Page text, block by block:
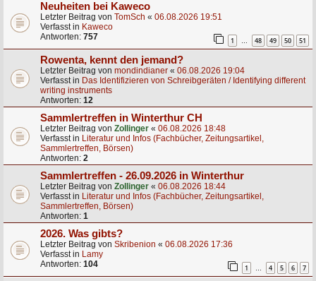
Neuheiten bei Kaweco
Letzter Beitrag von TomSch « 06.08.2026 19:51
Verfasst in Kaweco
Antworten: 757 1 … 48 49 50 51
Rowenta, kennt den jemand?
Letzter Beitrag von mondindianer « 06.08.2026 19:04
Verfasst in Das Identifizieren von Schreibgeräten / Identifying different
writing instruments
Antworten: 12
Sammlertreffen in Winterthur CH
Letzter Beitrag von Zollinger « 06.08.2026 18:48
Verfasst in Literatur und Infos (Fachbücher, Zeitungsartikel,
Sammlertreffen, Börsen)
Antworten: 2
Sammlertreffen - 26.09.2026 in Winterthur
Letzter Beitrag von Zollinger « 06.08.2026 18:44
Verfasst in Literatur und Infos (Fachbücher, Zeitungsartikel,
Sammlertreffen, Börsen)
Antworten: 1
2026. Was gibts?
Letzter Beitrag von Skribenion « 06.08.2026 17:36
Verfasst in Lamy
Antworten: 104 1 … 4 5 6 7